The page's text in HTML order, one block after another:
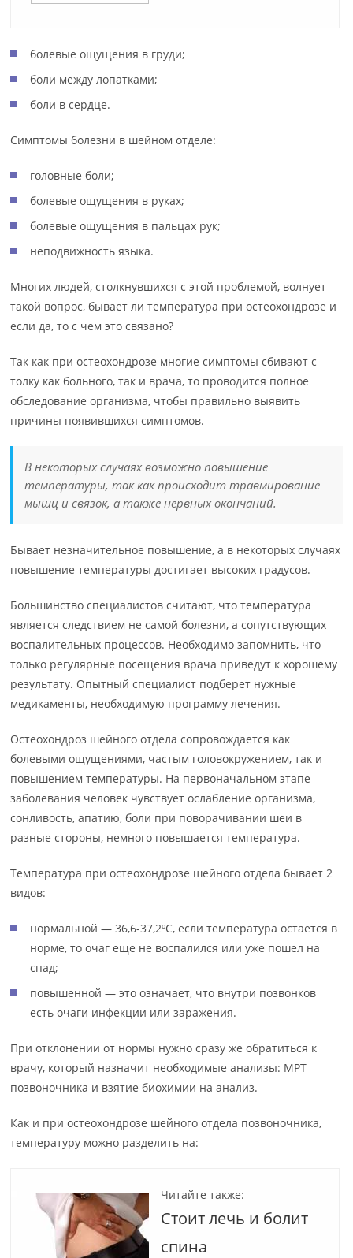
болевые ощущения в груди;
боли между лопатками;
боли в сердце.
Симптомы болезни в шейном отделе:
головные боли;
болевые ощущения в руках;
болевые ощущения в пальцах рук;
неподвижность языка.
Многих людей, столкнувшихся с этой проблемой, волнует
такой вопрос, бывает ли температура при остеохондрозе и
если да, то с чем это связано?
Так как при остеохондрозе многие симптомы сбивают с
толку как больного, так и врача, то проводится полное
обследование организма, чтобы правильно выявить
причины появившихся симптомов.
В некоторых случаях возможно повышение
температуры, так как происходит травмирование
мышц и связок, а также нервных окончаний.
Бывает незначительное повышение, а в некоторых случаях
повышение температуры достигает высоких градусов.
Большинство специалистов считают, что температура
является следствием не самой болезни, а сопутствующих
воспалительных процессов. Необходимо запомнить, что
только регулярные посещения врача приведут к хорошему
результату. Опытный специалист подберет нужные
медикаменты, необходимую программу лечения.
Остеохондроз шейного отдела сопровождается как
болевыми ощущениями, частым головокружением, так и
повышением температуры. На первоначальном этапе
заболевания человек чувствует ослабление организма,
сонливость, апатию, боли при поворачивании шеи в
разные стороны, немного повышается температура.
Температура при остеохондрозе шейного отдела бывает 2
видов:
нормальной — 36,6-37,2ºС, если температура остается в
норме, то очаг еще не воспалился или уже пошел на
спад;
повышенной — это означает, что внутри позвонков
есть очаги инфекции или заражения.
При отклонении от нормы нужно сразу же обратиться к
врачу, который назначит необходимые анализы: МРТ
позвоночника и взятие биохимии на анализ.
Как и при остеохондрозе шейного отдела позвоночника,
температуру можно разделить на:
Читайте также:
Стоит лечь и болит
спина